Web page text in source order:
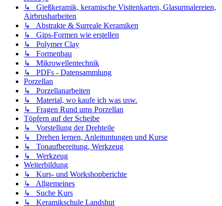
↳ Gießkeramik, keramische Visitenkarten, Glasurmalereien,
Airbrusharbeiten
↳ Abstrakte & Surreale Keramiken
↳ Gips-Formen wie erstellen
↳ Polymer Clay
↳ Formenbau
↳ Mikrowellentechnik
↳ PDFs - Datensammlung
Porzellan
↳ Porzellanarbeiten
↳ Material, wo kaufe ich was usw.
↳ Fragen Rund ums Porzellan
Töpfern auf der Scheibe
↳ Vorstellung der Drehteile
↳ Drehen lernen, Anleituntungen und Kurse
↳ Tonaufbereitung, Werkzeug
↳ Werkzeug
Weiterbildung
↳ Kurs- und Workshopberichte
↳ Allgemeines
↳ Suche Kurs
↳ Keramikschule Landshut